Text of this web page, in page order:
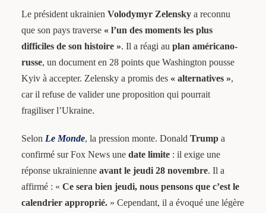
Le président ukrainien Volodymyr Zelenskya reconnu
que son pays traverse « l’un des moments les plus
difficiles de son histoire ». Il a réagi au plan américano-
russe, un document en 28 points que Washington pousse
Kyiv à accepter. Zelensky a promis des « alternatives »,
car il refuse de valider une proposition qui pourrait
fragiliser l’Ukraine.
Selon Le Monde, la pression monte. Donald Trumpa
confirmé sur Fox News une date limite: il exige une
réponse ukrainienne avant le jeudi 28 novembre. Il a
affirmé : « Ce sera bien jeudi, nous pensons que c’est le
calendrier approprié.» Cependant, il a évoqué une légère